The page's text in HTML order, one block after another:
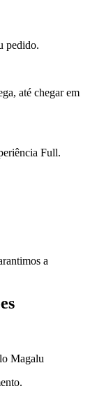
pedido.
até chegar em
Full.
a
Magalu